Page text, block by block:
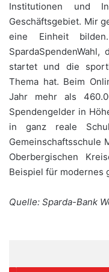
Institutionen und
Geschäftsgebiet. Mir
eine Einheit
startet und die
Thema hat. Beim
Jahr mehr als
Spendengelder in
in ganz reale
Gemeinschaftsschule
Oberbergischen
Beispiel für modernes
Quelle: Sparda-Bank